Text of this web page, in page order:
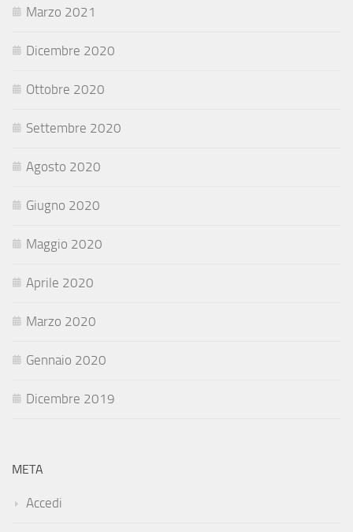
Marzo 2021
Dicembre 2020
Ottobre 2020
Settembre 2020
Agosto 2020
Giugno 2020
Maggio 2020
Aprile 2020
Marzo 2020
Gennaio 2020
Dicembre 2019
META
Accedi